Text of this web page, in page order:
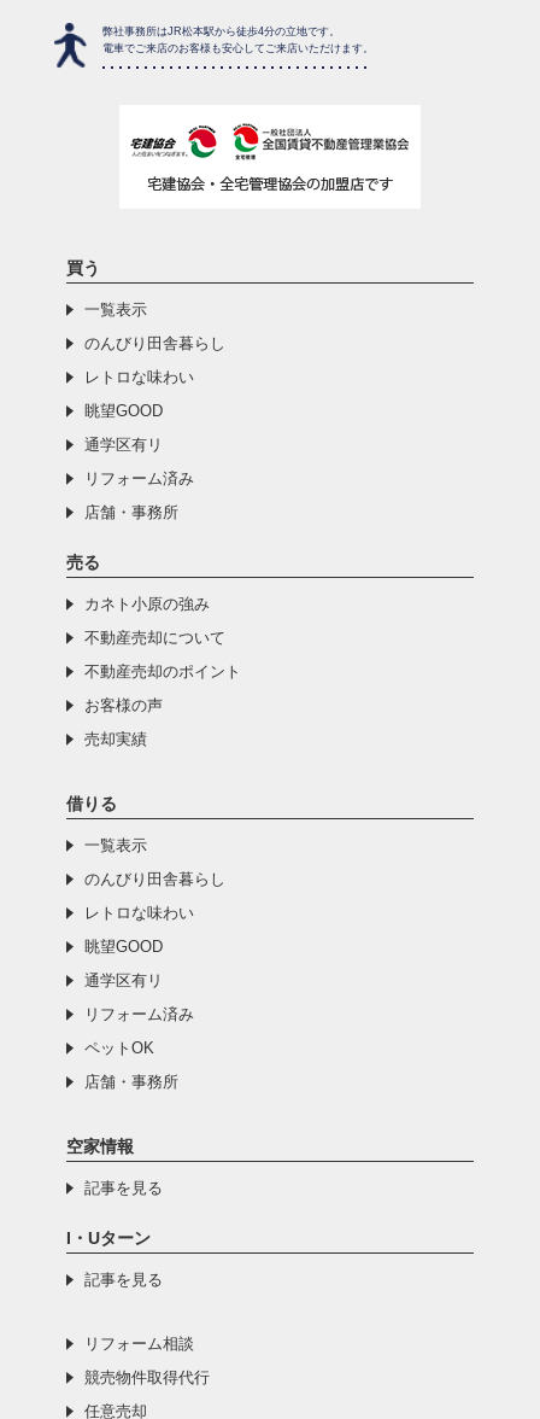
弊社事務所はJR松本駅から徒歩4分の立地です。
電車でご来店のお客様も安心してご来店いただけます。
買う
一覧表示
のんびり田舎暮らし
レトロな味わい
眺望GOOD
通学区有リ
リフォーム済み
店舗・事務所
売る
カネト小原の強み
不動産売却について
不動産売却のポイント
お客様の声
売却実績
借りる
一覧表示
のんびり田舎暮らし
レトロな味わい
眺望GOOD
通学区有リ
リフォーム済み
ペットOK
店舗・事務所
空家情報
記事を見る
I・Uターン
記事を見る
リフォーム相談
競売物件取得代行
任意売却